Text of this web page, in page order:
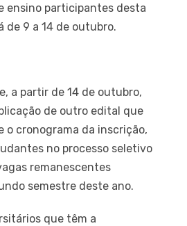
ensino participantes desta
de 9 a 14 de outubro.
a partir de 14 de outubro,
de outro edital que
o cronograma da inscrição,
no processo seletivo
remanescentes
semestre deste ano.
que têm a